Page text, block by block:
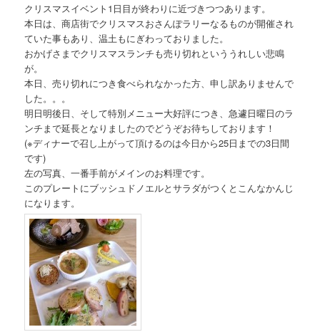
クリスマスイベント1日目が終わりに近づきつつあります。
本日は、商店街でクリスマスおさんぽラリーなるものが開催され
ていた事もあり、温土もにぎわっておりました。
おかげさまでクリスマスランチも売り切れといううれしい悲鳴
が。
本日、売り切れにつき食べられなかった方、申し訳ありませんで
した。。。
明日明後日、そして特別メニュー大好評につき、急遽日曜日のラ
ンチまで延長となりましたのでどうぞお待ちしております！
(※ディナーで召し上がって頂けるのは今日から25日までの3日間
です)
左の写真、一番手前がメインのお料理です。
このプレートにブッシュドノエルとサラダがつくとこんなかんじ
になります。